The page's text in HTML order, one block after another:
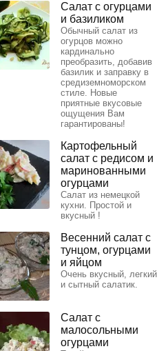
Салат с огурцами
и базиликом
Обычный салат из
огурцов можно
кардинально
преобразить, добавив
базилик и заправку в
средиземноморском
стиле. Новые
приятные вкусовые
ощущения Вам
гарантированы!
Картофельный
салат с редисом и
маринованными
огурцами
Салат из немецкой
кухни. Простой и
вкусный !
Весенний салат с
тунцом, огурцами
и яйцом
Очень вкусный, легкий
и сытный салатик.
Салат с
малосольными
огурцами